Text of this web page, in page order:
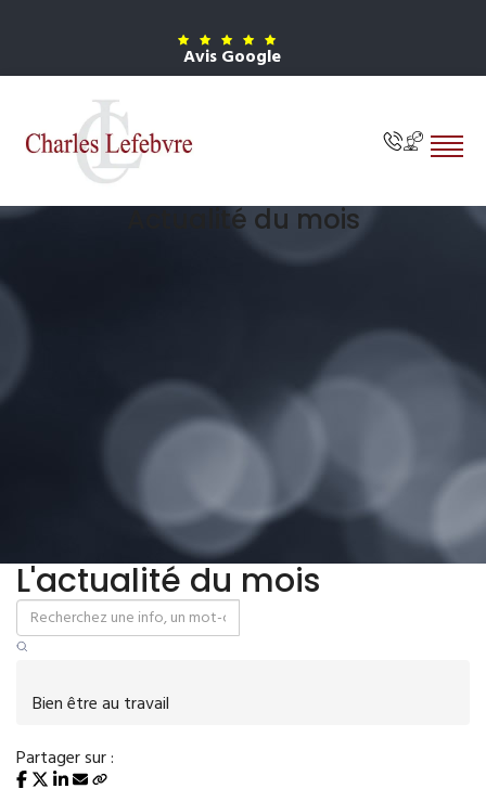
Avis Google
Actualité du mois
L'actualité du mois
Bien être au travail
Partager sur :